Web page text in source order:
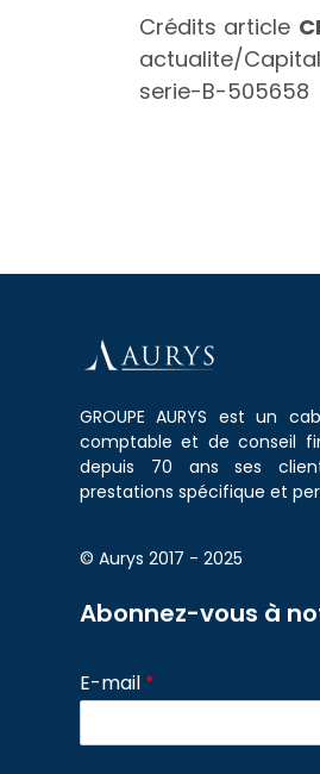
Crédits article
actualite/
serie-B-505658
GROUPE AURYS est un
comptable et de conseil
depuis 70 ans ses
prestations spécifique et
© Aurys 2017 - 2025
Abonnez-vous à
E-mail *